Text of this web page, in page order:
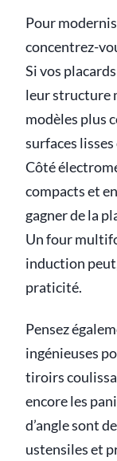
Pour
concentrez-
Si vos
leur structure
modèles plus
surfaces
Côté
compacts et
gagner de la
Un four
induction
praticité.
Pensez
ingénieuses
tiroirs
encore les
d’angle sont
ustensiles et